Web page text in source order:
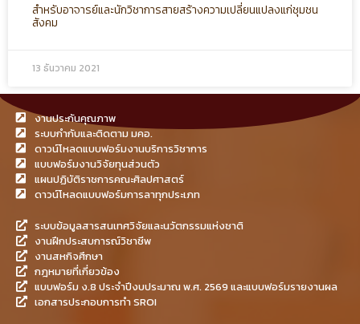
สำหรับอาจารย์และนักวิชาการสายสร้างความเปลี่ยนแปลงแก่ชุมชน
สังคม
13 ธันวาคม 2021
งานประกันคุณภาพ
ระบบกำกับและติดตาม มคอ.
ดาวน์โหลดแบบฟอร์มงานบริการวิชาการ
แบบฟอร์มงานวิจัยทุนส่วนตัว
แผนปฏิบัติราชการคณะศิลปศาสตร์
ดาวน์โหลดแบบฟอร์มการลาทุกประเภท
ระบบข้อมูลสารสนเทศวิจัยและนวัตกรรมแห่งชาติ
งานฝึกประสบการณ์วิชาชีพ
งานสหกิจศึกษา
กฎหมายที่เกี่ยวข้อง
แบบฟอร์ม ง.8 ประจำปีงบประมาณ พ.ศ. 2569 และแบบฟอร์มรายงานผล
เอกสารประกอบการทำ SROI